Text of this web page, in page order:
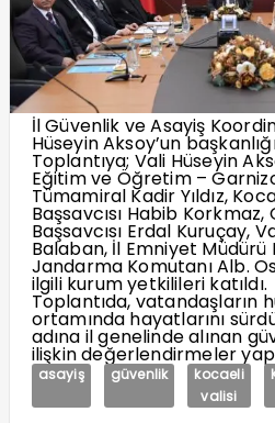
İl Güvenlik ve Asayiş
Hüseyin Aksoy’un
Toplantıya; Vali Hüseyin
Eğitim ve Öğretim –
Tümamiral Kadir Yıldız,
Başsavcısı Habib
Başsavcısı Erdal Kuruçay,
Balaban, İl Emniyet Müdürü
Jandarma Komutanı Alb.
ilgili kurum yetkilileri katıldı.
Toplantıda, vatandaşların
ortamında hayatlarını
adına il genelinde alınan
ilişkin değerlendirmeler
asayiş güvenlik
kocaeli
valisi